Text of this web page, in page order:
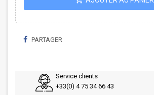
PARTAGER
Service clients
+33(0) 4 75 34 66 43